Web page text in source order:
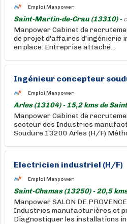
Emploi Manpower
Saint-Martin-de-Crau (13310) -
Manpower Cabinet de
de projet d'affaires d'ingénierie
en place. Entreprise attaché...
Ingénieur concepteur
Emploi Manpower
Arles (13104) - 15,2 kms de
Manpower Cabinet de
secteur des Industries
Soudure 13200 Arles (H/F)
Electricien industriel (H/F)
Emploi Manpower
Saint-Chamas (13250) - 20,5
Manpower SALON DE
Industries manufacturières et
Diagnostiquer les installations